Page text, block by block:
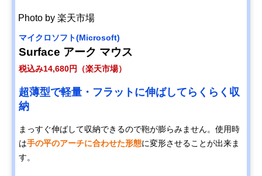
Photo by 楽天市場
マイクロソフト(Microsoft)
Surface アーク マウス
税込み14,680円（楽天市場）
超薄型で軽量・フラットに伸ばしてらくらく収
納
まっすぐ伸ばして収納できるので鞄が膨らみません。使用時
は手の平のアーチに合わせた形態に変形させることが出来ま
す。